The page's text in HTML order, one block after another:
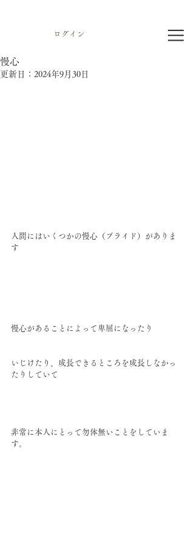
ログイン
慢心
更新日： 2024年9月30日
人間にはいくつかの慢心（プライド）がありま
す
慢心があることによって卑屈になったり
いじけたり、成長できるところを成長しなかっ
たりしていて
非常に本人にとって勿体無いことをしていま
す。